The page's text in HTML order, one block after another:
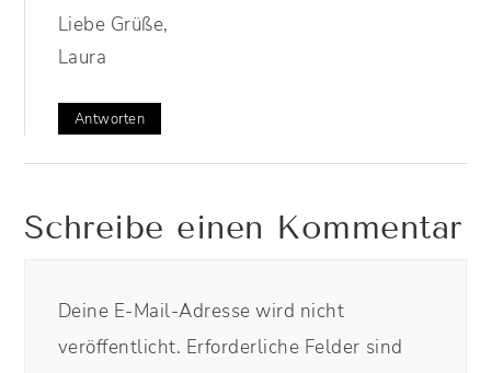
Liebe Grüße,
Laura
Antworten
Schreibe einen Kommentar
Deine E-Mail-Adresse wird nicht
veröffentlicht. Erforderliche Felder sind